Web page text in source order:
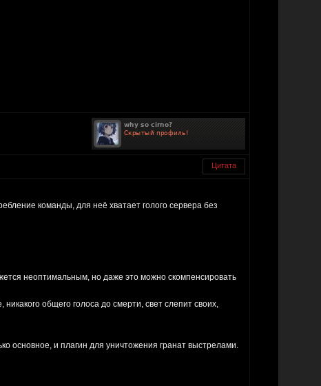
Цитата
команды, для неё хватает голого сервера без
неоптимальным, но даже это можно скомпенсировать
общего голоса до смерти, свет слепит своих,
основное, и плагин для уничтожения гранат выстрелами.